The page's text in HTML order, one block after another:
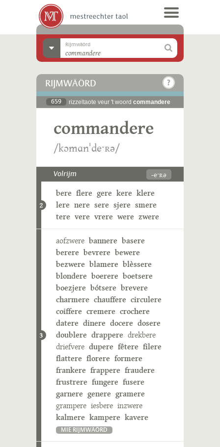
Rijmwäörd
RIJMWÄÖRD
659 rizzeltaote veur 't woord commandere
commandere
/kɔmɑnˈdeˑʀə/
Volrijm -eˑʀə
2
bere flere gere kere klere
lere nere sere sjere smere
tere vere vrere were zwere
3
aofzwere bannere basere
berere bevrere bewere
bezwere blamere blèssere
blondere boerere boetsere
boezjere bótsere brevere
charmere chauffere circulere
coiffere cremere crochere
datere dinere docere dosere
doublere drappere drekbere
driefvere dupere fêtere filere
flattere florere formere
frankere frappere fraudere
frustrere fungere fusere
garnere genere gramere
grampere iesbere inzwere
kalmere kampere kavere
MIE RIJMWÄÖRD